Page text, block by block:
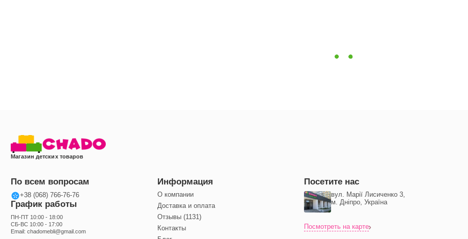
Магазин детских товаров
По всем вопросам
+38 (068) 766-76-76
График работы
ПН-ПТ 10:00 - 18:00
СБ-ВС 10:00 - 17:00
Email: chadomebli@gmail.com
Информация
О компании
Доставка и оплата
Отзывы (1131)
Контакты
Посетите нас
вул. Марії Лисиченко 3,
м. Дніпро, Україна
Посмотреть на карте